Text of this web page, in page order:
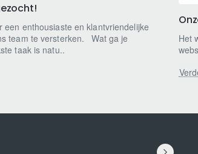
een enthousiaste en klantvriendelijke
team te versterken. Wat ga je
taak is natu..
Het